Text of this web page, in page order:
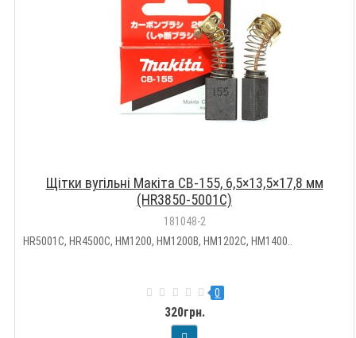
Щітки вугільні Макіта CB-155, 6,5×13,5×17,8 мм
(HR3850-5001C)
181048-2
HR5001C, HR4500C, HM1200, HM1200B, HM1202C, HM1400..
0
320грн.